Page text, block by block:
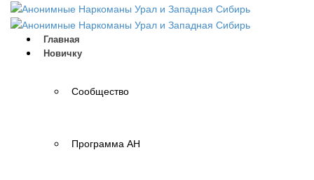
Главная
Новичку
Сообщество
Программа АН